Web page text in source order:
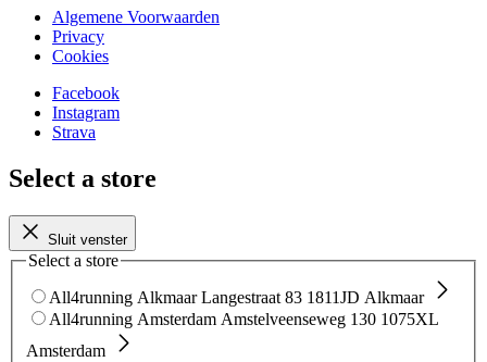
Algemene Voorwaarden
Privacy
Cookies
Facebook
Instagram
Strava
Select a store
Sluit venster
Select a store
All4running Alkmaar Langestraat 83 1811JD Alkmaar
All4running Amsterdam Amstelveenseweg 130 1075XL
Amsterdam